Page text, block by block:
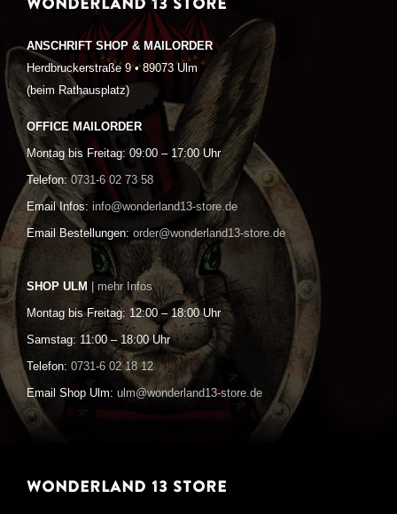
ANSCHRIFT SHOP & MAILORDER
Herdbruckerstraße 9 • 89073 Ulm
(beim Rathausplatz)
OFFICE MAILORDER
Montag bis Freitag: 09:00 – 17:00 Uhr
Telefon: 0731-6 02 73 58
Email Infos: info@wonderland13-store.de
Email Bestellungen: order@wonderland13-store.de
SHOP ULM | mehr Infos
Montag bis Freitag: 12:00 – 18:00 Uhr
Samstag: 11:00 – 18:00 Uhr
Telefon: 0731-6 02 18 12
Email Shop Ulm: ulm@wonderland13-store.de
WONDERLAND 13 STORE